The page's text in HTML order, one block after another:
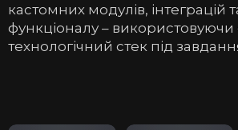
кастомних модулів, інтеграцій
функціоналу – використовуючи
технологічний стек під